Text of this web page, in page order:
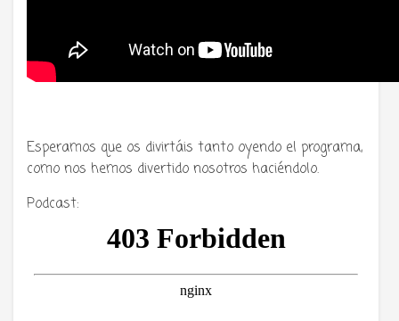
Esperamos que os divirtáis tanto oyendo el programa,
como nos hemos divertido nosotros haciéndolo.
Podcast: